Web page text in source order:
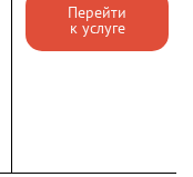
Перейти
к услуге